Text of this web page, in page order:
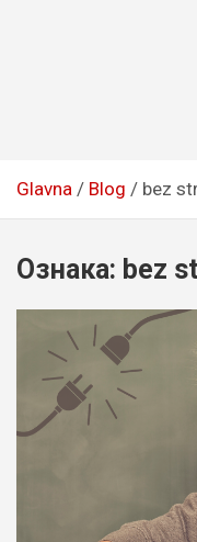
Glavna Blog bez
Ознака: bez